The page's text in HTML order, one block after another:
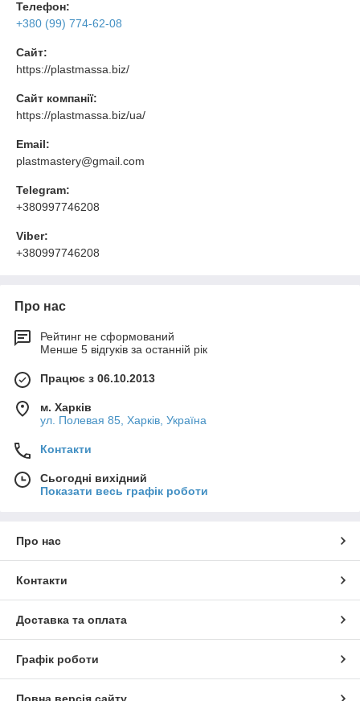
Телефон:
+380 (99) 774-62-08
Сайт:
https://plastmassa.biz/
Сайт компанії:
https://plastmassa.biz/ua/
Email:
plastmastery@gmail.com
Telegram:
+380997746208
Viber:
+380997746208
Про нас
Рейтинг не сформований
Менше 5 відгуків за останній рік
Працює з 06.10.2013
м. Харків
ул. Полевая 85, Харків, Україна
Контакти
Сьогодні вихідний
Показати весь графік роботи
Про нас
Контакти
Доставка та оплата
Графік роботи
Повна версія сайту